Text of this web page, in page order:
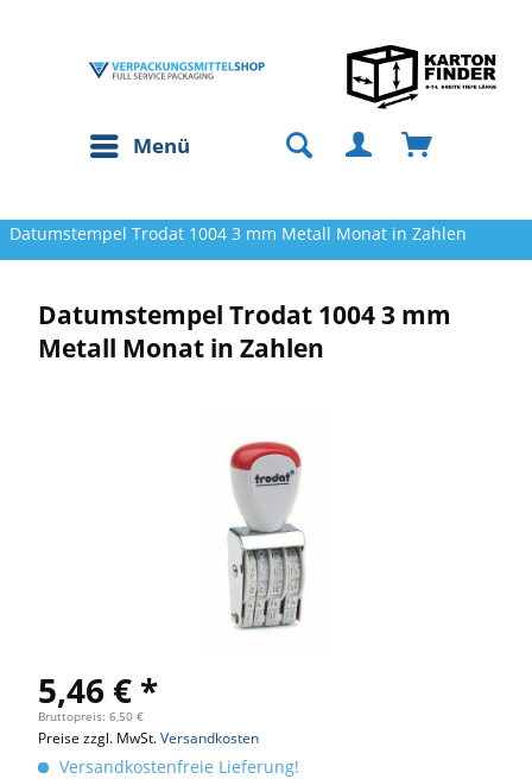
Menü
Datumstempel Trodat 1004 3 mm Metall Monat in Zahlen
Datumstempel Trodat 1004 3 mm
Metall Monat in Zahlen
5,46 € *
Bruttopreis: 6,50 €
Preise zzgl. MwSt.Versandkosten
Versandkostenfreie Lieferung!